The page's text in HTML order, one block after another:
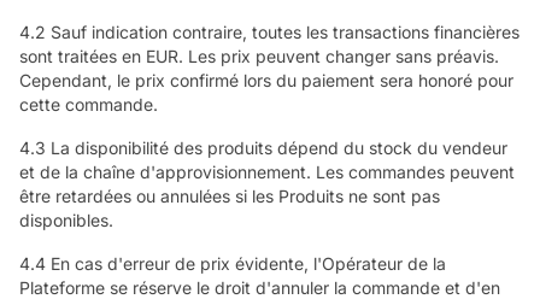
4.2 Sauf indication contraire, toutes les transactions financières
sont traitées en EUR. Les prix peuvent changer sans préavis.
Cependant, le prix confirmé lors du paiement sera honoré pour
cette commande.
4.3 La disponibilité des produits dépend du stock du vendeur
et de la chaîne d'approvisionnement. Les commandes peuvent
être retardées ou annulées si les Produits ne sont pas
disponibles.
4.4 En cas d'erreur de prix évidente, l'Opérateur de la
Plateforme se réserve le droit d'annuler la commande et d'en